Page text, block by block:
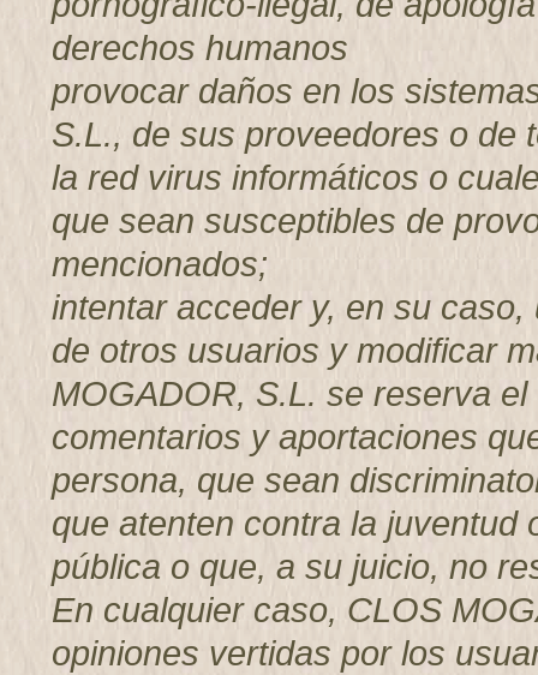
derechos humanos
provocar daños en los
S.L., de sus proveedores o de
la red virus informáticos o
que sean susceptibles de
mencionados;
intentar acceder y, en su
de otros usuarios y modificar
MOGADOR, S.L. se reserva
comentarios y aportaciones
persona, que sean
que atenten contra la juventud
pública o que, a su juicio, no
En cualquier caso, CLOS
opiniones vertidas por los